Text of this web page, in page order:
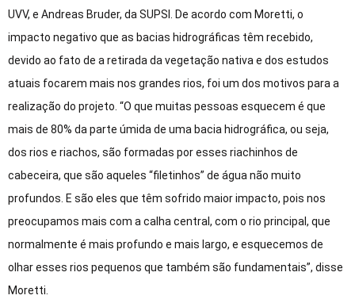
UVV, e Andreas Bruder, da SUPSI. De acordo com Moretti, o
impacto negativo que as bacias hidrográficas têm recebido,
devido ao fato de a retirada da vegetação nativa e dos estudos
atuais focarem mais nos grandes rios, foi um dos motivos para a
realização do projeto. “O que muitas pessoas esquecem é que
mais de 80% da parte úmida de uma bacia hidrográfica, ou seja,
dos rios e riachos, são formadas por esses riachinhos de
cabeceira, que são aqueles “filetinhos” de água não muito
profundos. E são eles que têm sofrido maior impacto, pois nos
preocupamos mais com a calha central, com o rio principal, que
normalmente é mais profundo e mais largo, e esquecemos de
olhar esses rios pequenos que também são fundamentais”, disse
Moretti.